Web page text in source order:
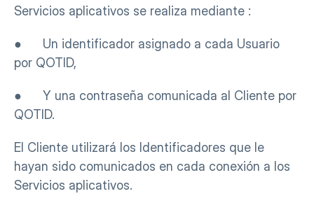
Servicios aplicativos se realiza mediante :
●      Un identificador asignado a cada Usuario
por QOTID,
●      Y una contraseña comunicada al Cliente por
QOTID.
El Cliente utilizará los Identificadores que le
hayan sido comunicados en cada conexión a los
Servicios aplicativos.